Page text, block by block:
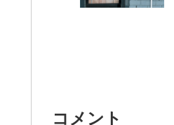
コメント